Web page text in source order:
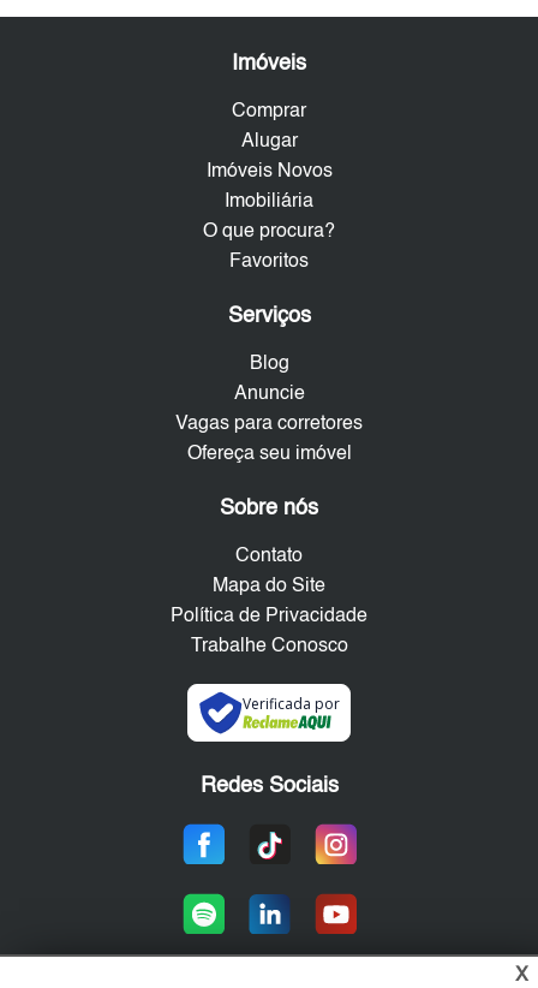
Imóveis
Comprar
Alugar
Imóveis Novos
Imobiliária
O que procura?
Favoritos
Serviços
Blog
Anuncie
Vagas para corretores
Ofereça seu imóvel
Sobre nós
Contato
Mapa do Site
Política de Privacidade
Trabalhe Conosco
Verificada por
Redes Sociais
X